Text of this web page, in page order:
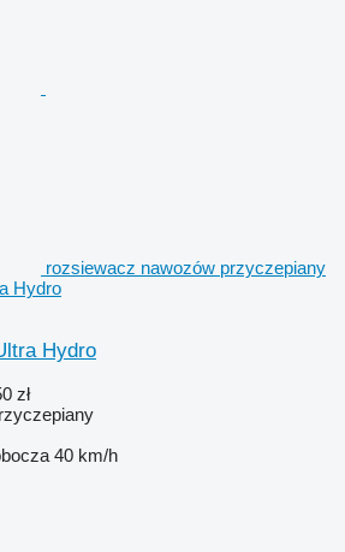
rozsiewacz nawozów przyczepiany
Hydro
Hydro
zł
40 km/h